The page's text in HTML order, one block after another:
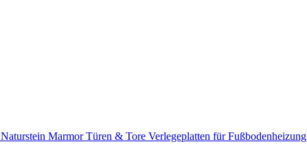
Naturstein MarmorTüren & Tore Verlegeplatten für Fußbodenheizung